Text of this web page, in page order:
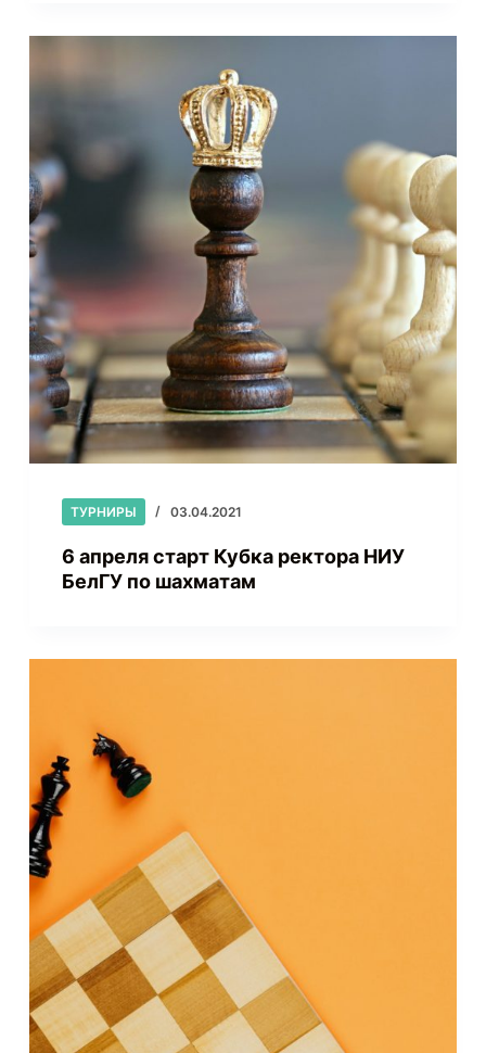
ТУРНИРЫ 03.04.2021
6 апреля старт Кубка ректора НИУ
БелГУ по шахматам